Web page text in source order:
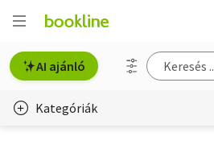
AI ajánló
Kategóriák